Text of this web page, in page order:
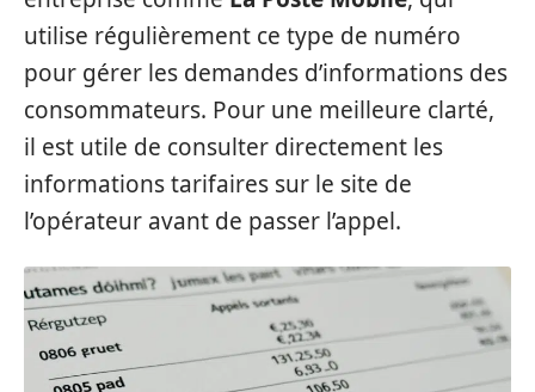
utilise régulièrement ce type de numéro
pour gérer les demandes d’informations des
consommateurs. Pour une meilleure clarté,
il est utile de consulter directement les
informations tarifaires sur le site de
l’opérateur avant de passer l’appel.